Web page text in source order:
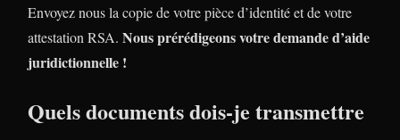
Envoyez nous la copie de votre pièce d’identité et de votre
attestation RSA. Nous prérédigeons votre demande d’aide
juridictionnelle !
Quels documents dois-je transmettre